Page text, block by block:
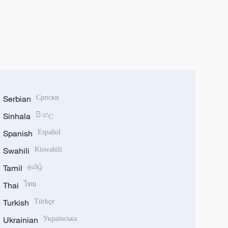
Serbian Српски
Sinhala සිංහල
Spanish Español
Swahili Kiswahili
Tamil தமிழ்
Thai ไทย
Turkish Türkçe
Ukrainian Українська